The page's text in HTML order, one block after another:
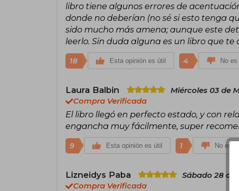
libro tiene algunos errores de
donde no deberían (no sé si esto tenga
sido mucho más amena; aunque este
leerlo. Sin duda alguna es un libro que
18 Esta opinión es útil 4 No es
Laura Balbin
Miércoles 03 de
Compra Verificada
El libro llegó en perfecto estado, y con
engancha muy fácilmente, super
9 Esta opinión es útil 1 No es útil
Lizneidys Paba
Sábado 28 de
Compra Verificada